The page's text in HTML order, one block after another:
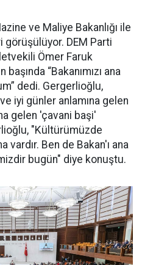
ve Maliye Bakanlığı ile
görüşülüyor. DEM Parti
Ömer Faruk
“Bakanımızı ana
dedi. Gergerlioğlu,
iyi günler anlamına gelen
gelen 'çavani başi'
"Kültürümüzde
vardır. Ben de Bakan'ı ana
bugün" diye konuştu.